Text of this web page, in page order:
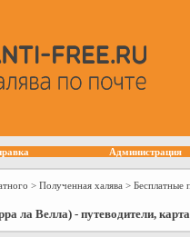
Администрация
> Полученная халява > Бесплатные
ла Велла) - путеводители,